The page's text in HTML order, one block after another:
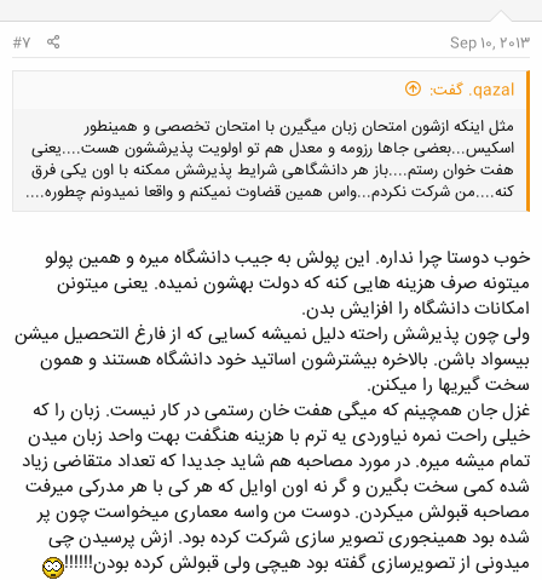
یا از اون بدتر
پذیرش دکتری در پردیس بین الملل کیش دانشگاه صنعتی شریف
دانش/
Sep 10, 2013
#7
qazal. گفت:
مثل اینکه ازشون امتحان زبان میگیرن با امتحان تخصصی و همینطور
اسکیس...بعضی جاها رزومه و معدل هم تو اولویت پذیرششون هست....یعنی
هفت خوان رستم....باز هر دانشگاهی شرایط پذیرشش ممکنه با اون یکی فرق
کنه....من شرکت نکردم...واس همین قضاوت نمیکنم و واقعا نمیدونم چطوره....
کلیک کنید تا باز شود...
خوب دوستا چرا نداره. این پولش به جیب دانشگاه میره و همین پولو
میتونه صرف هزینه هایی کنه که دولت بهشون نمیده. یعنی میتونن
امکانات دانشگاه را افزایش بدن.
ولی چون پذیرشش راحته دلیل نمیشه کسایی که از فارغ التحصیل میشن
بیسواد باشن. بالاخره بیشترشون اساتید خود دانشگاه هستند و همون
سخت گیریها را میکنن.
غزل جان همچینم که میگی هفت خان رستمی در کار نیست. زبان را که
خیلی راحت نمره نیاوردی یه ترم با هزینه هنگفت بهت واحد زبان میدن
تمام میشه میره. در مورد مصاحبه هم شاید جدیدا که تعداد متقاضی زیاد
شده کمی سخت بگیرن و گر نه اون اوایل که هر کی با هر مدرکی میرفت
مصاحبه قبولش میکردن. دوست من واسه معماری میخواست چون پر
شده بود همینجوری تصویر سازی شرکت کرده بود. ازش پرسیدن چی
میدونی از تصویرسازی گفته بود هیچی ولی قبولش کرده بودن!!!!!!